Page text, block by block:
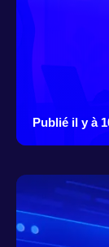
Publié il y à